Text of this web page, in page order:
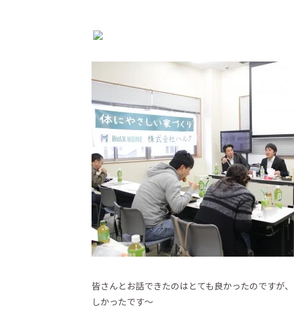
皆さんとお話できたのはとても良かったのですが
しかったです～